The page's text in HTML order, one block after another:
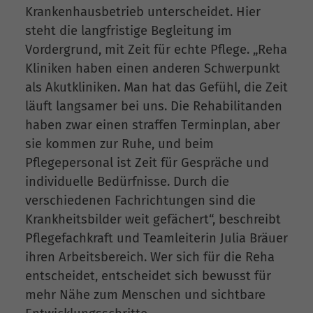
Krankenhausbetrieb unterscheidet. Hier
steht die langfristige Begleitung im
Vordergrund, mit Zeit für echte Pflege. „Reha
Kliniken haben einen anderen Schwerpunkt
als Akutkliniken. Man hat das Gefühl, die Zeit
läuft langsamer bei uns. Die Rehabilitanden
haben zwar einen straffen Terminplan, aber
sie kommen zur Ruhe, und beim
Pflegepersonal ist Zeit für Gespräche und
individuelle Bedürfnisse. Durch die
verschiedenen Fachrichtungen sind die
Krankheitsbilder weit gefächert“, beschreibt
Pflegefachkraft und Teamleiterin Julia Bräuer
ihren Arbeitsbereich. Wer sich für die Reha
entscheidet, entscheidet sich bewusst für
mehr Nähe zum Menschen und sichtbare